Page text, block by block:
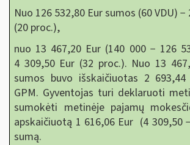
Nuo 126 532,80 Eur sumos (60 VDU)
(20 proc.),
nuo 13 467,20 Eur (140 000 − 126
4 309,50 Eur (32 proc.). Nuo 13
sumos buvo išskaičiuotas 2
GPM. Gyventojas turi deklaruoti
sumokėti metinėje pajamų
apskaičiuotą 1 616,06 Eur (4 309,50
sumą.